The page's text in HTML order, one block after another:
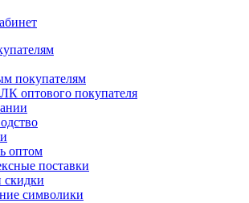
покупателям
оптового покупателя
оптом
поставки
символики